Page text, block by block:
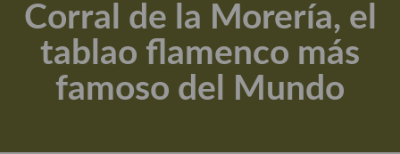
Apuntes, estudios sobre temas interesantes e importantes
Aceite de Oliva Virgen Extra (AOVE)
Recetas maridadas con los mejores AOVES
Corral de la Morería, el
tablao flamenco más
famoso del Mundo